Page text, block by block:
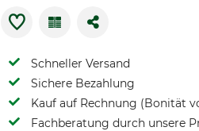
Schneller Versand
Sichere Bezahlung
Kauf auf Rechnung (Bonität
Fachberatung durch unsere